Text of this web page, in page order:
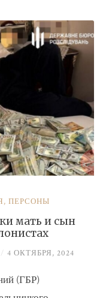
Буданова
и
Умерова»
, ПЕРСОНЫ
мать и сын
/ 4 ОКТЯБРЯ, 2024
(ГБР)